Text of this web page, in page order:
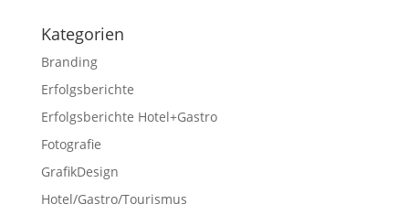
Kategorien
Branding
Erfolgsberichte
Erfolgsberichte Hotel+Gastro
Fotografie
GrafikDesign
Hotel/Gastro/Tourismus